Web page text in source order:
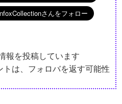
報を投稿しています
は、フォロバを返す可能性